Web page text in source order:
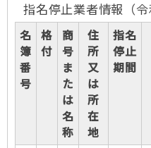
指名停止業者情報（令
名
簿
番
号
格
付
商
号
ま
た
は
名
称
住
所
又
は
所
在
地
指名
停止
期間